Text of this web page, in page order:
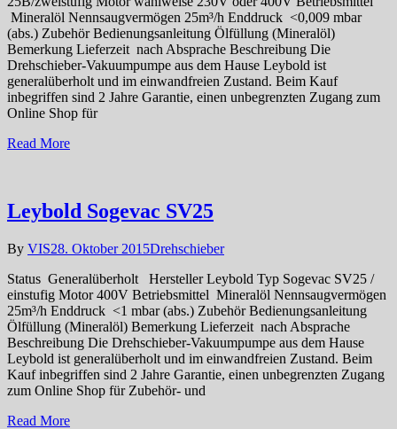
Mineralöl Nennsaugvermögen 25m³/h Enddruck <0,009 mbar
(abs.) Zubehör Bedienungsanleitung Ölfüllung (Mineralöl)
Bemerkung Lieferzeit nach Absprache Beschreibung Die
Drehschieber-Vakuumpumpe aus dem Hause Leybold ist
generalüberholt und im einwandfreien Zustand. Beim Kauf
inbegriffen sind 2 Jahre Garantie, einen unbegrenzten Zugang zum
Online Shop für
Read More
Leybold Sogevac SV25
By VIS28. Oktober 2015Drehschieber
Status Generalüberholt Hersteller Leybold Typ Sogevac SV25 /
einstufig Motor 400V Betriebsmittel Mineralöl Nennsaugvermögen
25m³/h Enddruck <1 mbar (abs.) Zubehör Bedienungsanleitung
Ölfüllung (Mineralöl) Bemerkung Lieferzeit nach Absprache
Beschreibung Die Drehschieber-Vakuumpumpe aus dem Hause
Leybold ist generalüberholt und im einwandfreien Zustand. Beim
Kauf inbegriffen sind 2 Jahre Garantie, einen unbegrenzten Zugang
zum Online Shop für Zubehör- und
Read More